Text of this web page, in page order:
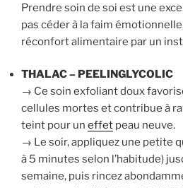
Prendre soin de soi est une
pas céder à la faim
réconfort alimentaire par un
THALAC – PEELINGLYCOLIC
→ Ce soin exfoliant doux
cellules mortes et contribue à
teint pour un effet peau neuve.
→ Le soir, appliquez une petite
à 5 minutes selon l’habitude)
semaine, puis rincez